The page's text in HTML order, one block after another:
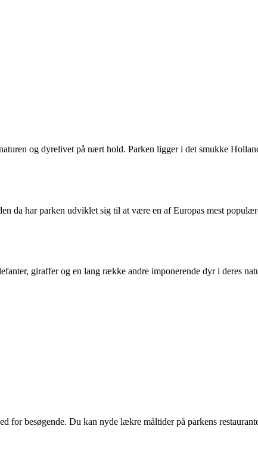
og dyrelivet på nært hold. Parken ligger i det smukke
da har parken udviklet sig til at være en af Europas mest
giraffer og en lang række andre imponerende dyr i deres
for besøgende. Du kan nyde lækre måltider på parkens